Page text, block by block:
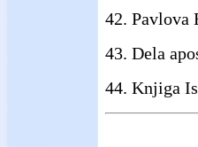
42. Pavlova
43. Dela
44. Knjiga